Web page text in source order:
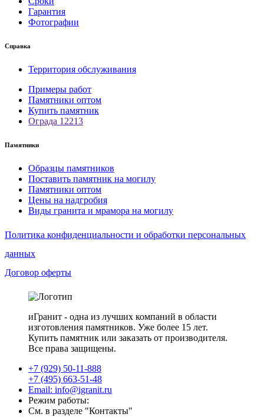
Гарантия
Фотографии
Справка
Территория обслуживания
Примеры работ
Памятники оптом
Купить памятник
Ограда 12213
Памятники
Образцы памятников
Поставить памятник на могилу
Памятники оптом
Цены на надгробия
Виды гранита и мрамора на могилу
Политика конфиденциальности и обработки персональных
данных
Договор оферты
иГранит - одна из лучших компаний в области
изготовления памятников. Уже более 15 лет.
Купить памятник или заказать от производителя.
Все права защищены.
+7 (929) 50-11-888
+7 (495) 663-51-48
Email: info@igranit.ru
Режим работы:
См. в разделе "Контакты"